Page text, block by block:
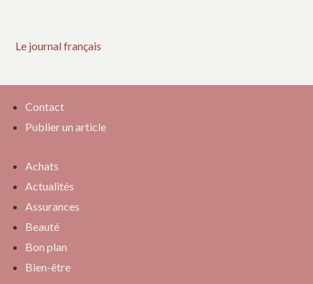
Le journal français
Contact
Publier un article
Achats
Actualités
Assurances
Beauté
Bon plan
Bien-être